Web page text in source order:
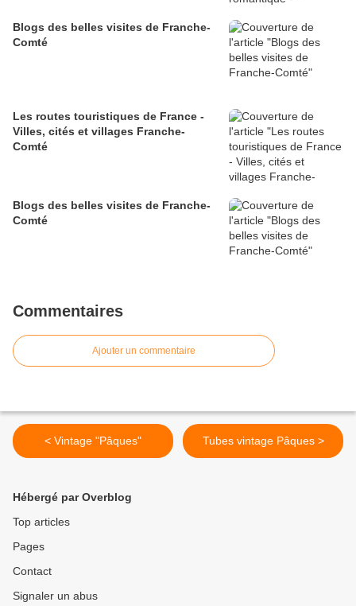
Blogs des belles visites de Franche-
Comté
Les routes touristiques de France -
Villes, cités et villages Franche-
Comté
Blogs des belles visites de Franche-
Comté
Commentaires
Ajouter un commentaire
< Vintage "Pâques" Tubes vintage Pâques >
Hébergé par Overblog
Top articles
Pages
Contact
Signaler un abus